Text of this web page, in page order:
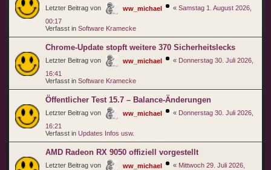
Letzter Beitrag von ww_michael « Samstag 1. August 2026,
00:17
Verfasst in Software Kramecke
Chrome-Update stopft weitere 370 Sicherheitslecks
Letzter Beitrag von ww_michael « Donnerstag 30. Juli 2026,
16:41
Verfasst in Software Kramecke
Öffentlicher Test 15.7 – Balance-Änderungen
Letzter Beitrag von ww_michael « Donnerstag 30. Juli 2026,
16:21
Verfasst in Updates Infos usw.
AMD Radeon RX 9050 offiziell vorgestellt
Letzter Beitrag von ww_michael « Mittwoch 29. Juli 2026,